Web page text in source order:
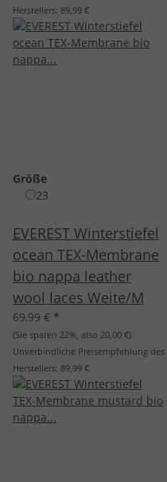
Herstellers: 89,99 €
Größe
23
EVEREST Winterstiefel
ocean TEX-Membrane
bio nappa leather
wool laces Weite/M
69,99 € *
(Sie sparen 22%, also 20,00 €)
Unverbindliche Preisempfehlung des
Herstellers: 89,99 €